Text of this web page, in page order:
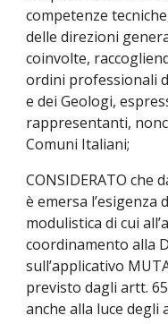
competenze
delle direzioni
coinvolte,
ordini professionali
e dei Geologi,
rappresentanti,
Comuni Italiani;
CONSIDERATO
è emersa
modulistica di cui
coordinamento alla
sull’applicativo
previsto dagli artt. 65
anche alla luce